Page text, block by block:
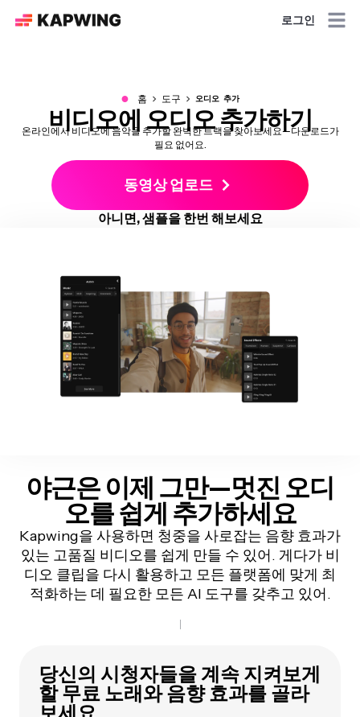
로그인
● 홈 도구 오디오 추가
비디오에 오디오 추가하기
온라인에서 비디오에 음악을 추가할 완벽한 트랙을 찾아보세요—다운로드가
필요 없어요.
동영상 업로드
아니면, 샘플을 한번 해보세요
야근은 이제 그만—멋진 오디
오를쉽게 추가하세요
Kapwing을 사용하면 청중을 사로잡는 음향 효과가
있는 고품질 비디오를 쉽게 만들 수 있어. 게다가 비
디오 클립을 다시 활용하고 모든 플랫폼에 맞게 최
적화하는 데 필요한 모든 AI 도구를 갖추고 있어.
당신의 시청자들을 계속 지켜보게
할 무료 노래와 음향 효과를 골라